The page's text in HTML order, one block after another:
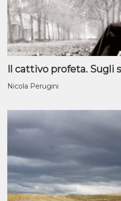
Il cattivo profeta. Sugli
Nicola Perugini